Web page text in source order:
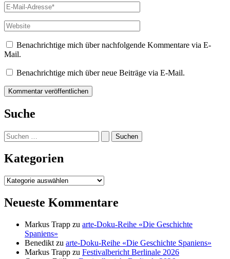
E-
Mail-
Adresse*
Website
Benachrichtige mich über nachfolgende Kommentare via E-
Mail.
Benachrichtige mich über neue Beiträge via E-Mail.
Suche
Suchen
nach:
Kategorien
Kategorien
Neueste Kommentare
Markus Trapp zu arte-Doku-Reihe «Die Geschichte
Spaniens»
Benedikt zu arte-Doku-Reihe «Die Geschichte Spaniens»
Markus Trapp zu Festivalbericht Berlinale 2026